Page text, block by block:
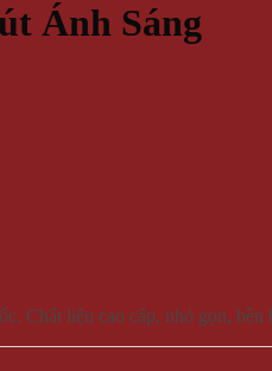
Ánh Sáng
Chất liệu cao cấp, nhỏ gọn, bền